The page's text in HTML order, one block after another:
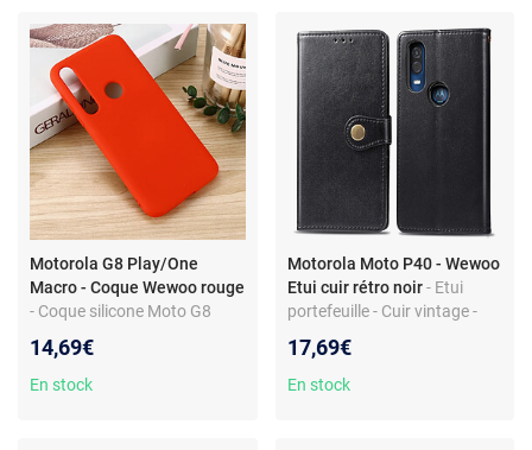
Motorola G8 Play/One
Macro - Coque Wewoo rouge
- Coque silicone Moto G8
rouge - Ultra fine - Antichoc -
Accès facile
14,69€
En stock
Motorola Moto P40 - Wewoo
Etui cuir rétro noir - Etui
portefeuille - Cuir vintage -
Support intégré
17,69€
En stock